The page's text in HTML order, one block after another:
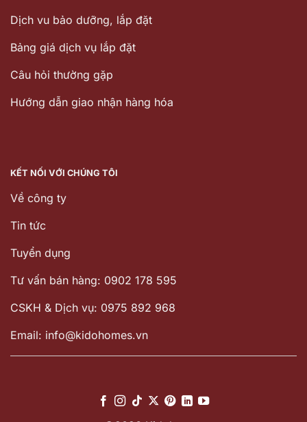
Dịch vu bảo dưỡng, lắp đặt
Bảng giá dịch vụ lắp đặt
Câu hỏi thường gặp
Hướng dẫn giao nhận hàng hóa
KẾT NỐI VỚI CHÚNG TÔI
Về công ty
Tin tức
Tuyển dụng
Tư vấn bán hàng: 0902 178 595
CSKH & Dịch vụ: 0975 892 968
Email: info@kidohomes.vn